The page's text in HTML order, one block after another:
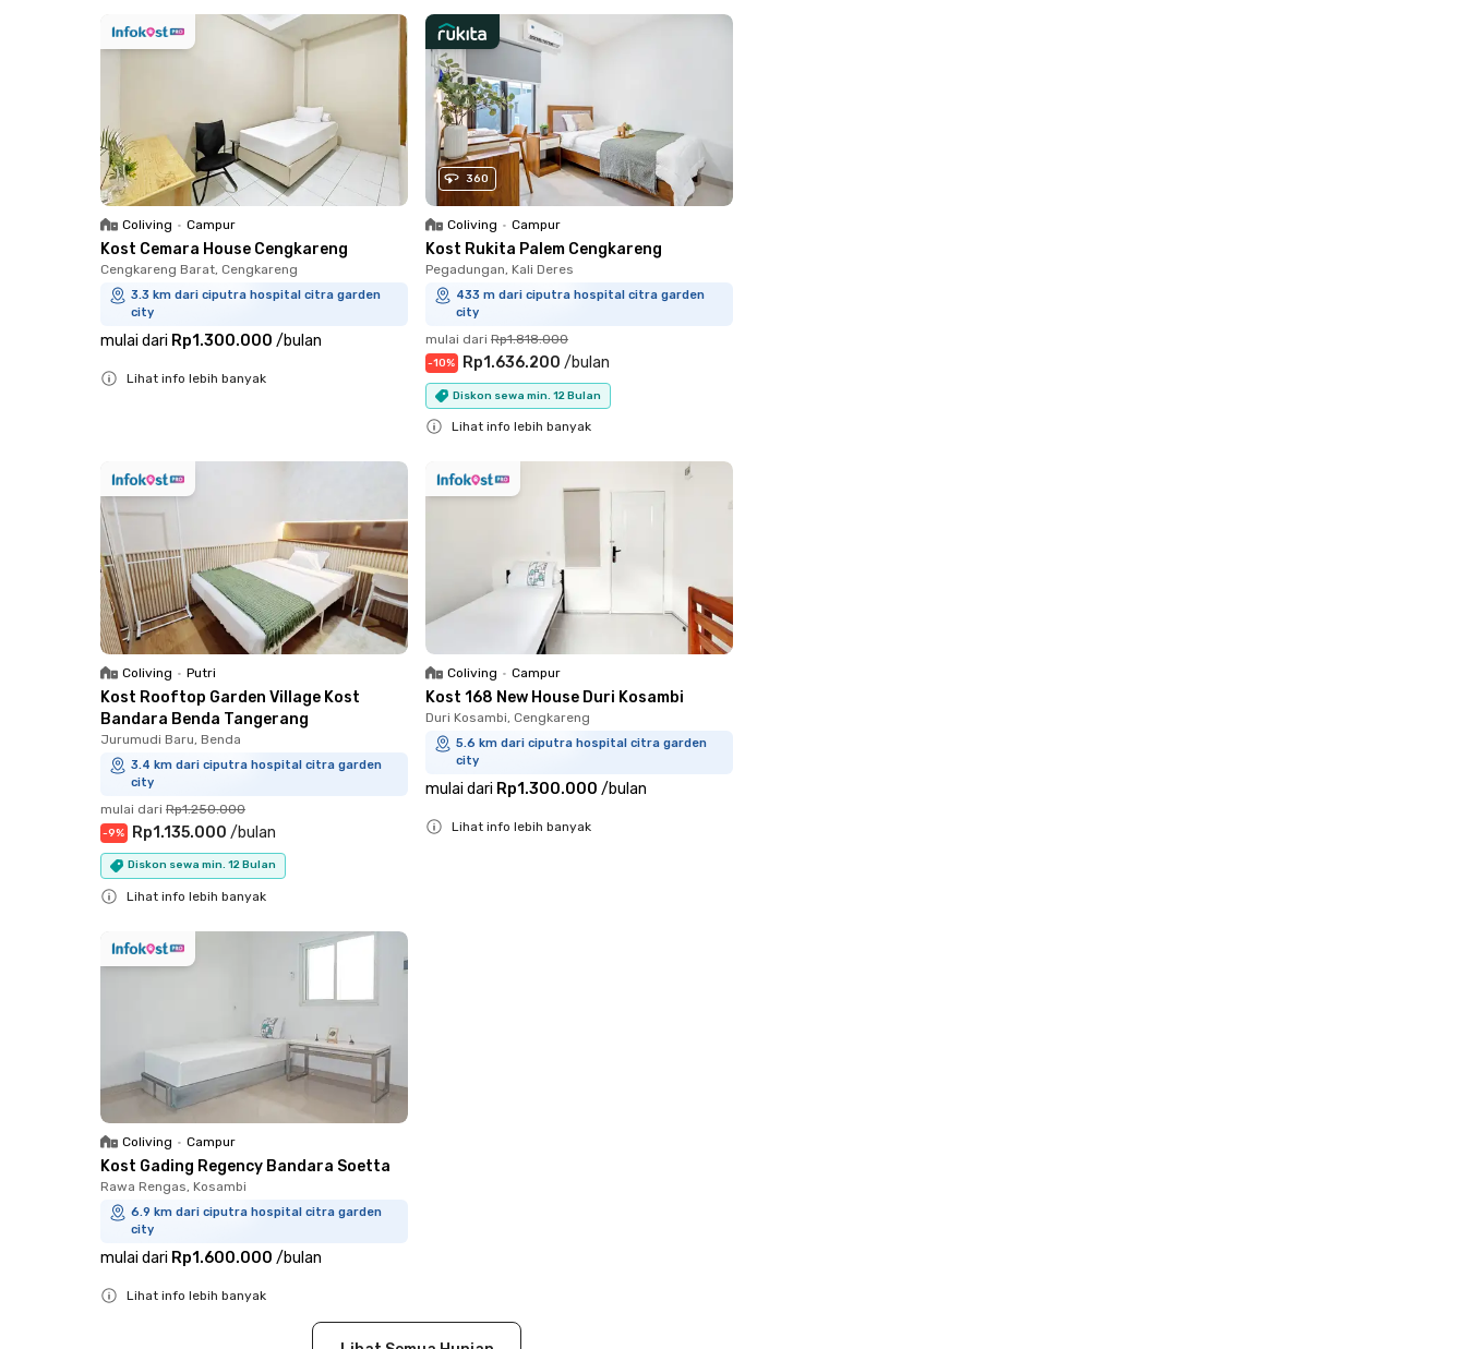
Coliving • Campur
Kost Cemara House Cengkareng
Cengkareng Barat, Cengkareng
3.3 km dari ciputra hospital citra garden
city
mulai dari Rp1.300.000 /bulan
Lihat info lebih banyak
360
Coliving • Campur
Kost Rukita Palem Cengkareng
Pegadungan, Kali Deres
433 m dari ciputra hospital citra garden
city
mulai dari Rp1.818.000
-10% Rp1.636.200 /bulan
Diskon sewa min. 12 Bulan
Lihat info lebih banyak
Coliving • Putri
Kost Rooftop Garden Village Kost
Bandara Benda Tangerang
Jurumudi Baru, Benda
3.4 km dari ciputra hospital citra garden
city
mulai dari Rp1.250.000
-9% Rp1.135.000 /bulan
Diskon sewa min. 12 Bulan
Lihat info lebih banyak
Coliving • Campur
Kost 168 New House Duri Kosambi
Duri Kosambi, Cengkareng
5.6 km dari ciputra hospital citra garden
city
mulai dari Rp1.300.000 /bulan
Lihat info lebih banyak
Coliving • Campur
Kost Gading Regency Bandara Soetta
Rawa Rengas, Kosambi
6.9 km dari ciputra hospital citra garden
city
mulai dari Rp1.600.000 /bulan
Lihat info lebih banyak